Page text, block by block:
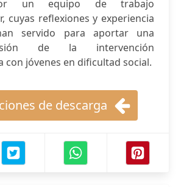
un equipo de trabajo
cuyas reflexiones y experiencia
servido para aportar una
de la intervención
con jóvenes en dificultad social.
de descarga